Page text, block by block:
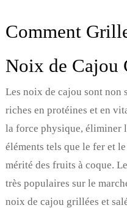
Comment
Noix de Cajou
Les noix de cajou sont non
riches en protéines et en
la force physique, éliminer
éléments tels que le fer et
mérité des fruits à coque.
très populaires sur le
noix de cajou grillées et